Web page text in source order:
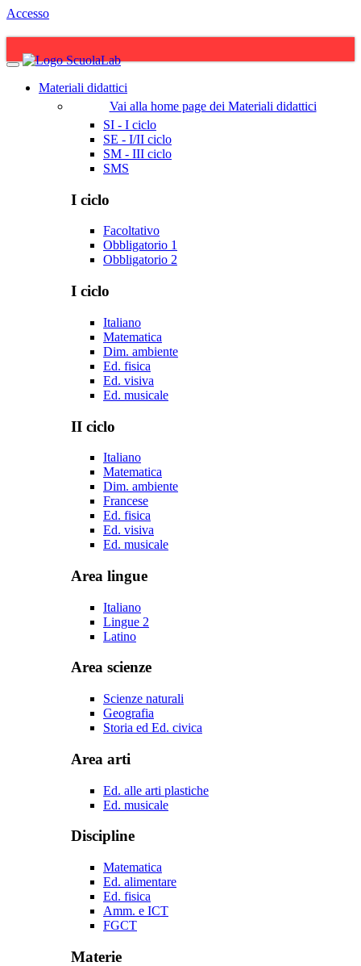
Accesso
Materiali didattici
Vai alla home page dei Materiali didattici
SI - I ciclo
SE - I/II ciclo
SM - III ciclo
SMS
I ciclo
Facoltativo
Obbligatorio 1
Obbligatorio 2
I ciclo
Italiano
Matematica
Dim. ambiente
Ed. fisica
Ed. visiva
Ed. musicale
II ciclo
Italiano
Matematica
Dim. ambiente
Francese
Ed. fisica
Ed. visiva
Ed. musicale
Area lingue
Italiano
Lingue 2
Latino
Area scienze
Scienze naturali
Geografia
Storia ed Ed. civica
Area arti
Ed. alle arti plastiche
Ed. musicale
Discipline
Matematica
Ed. alimentare
Ed. fisica
Amm. e ICT
FGCT
Materie